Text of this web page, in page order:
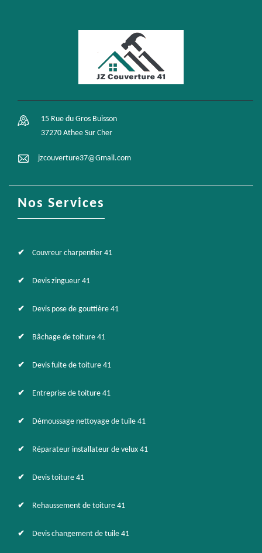
15 Rue du Gros Buisson
37270 Athee Sur Cher
jzcouverture37@Gmail.com
Nos Services
Couvreur charpentier 41
Devis zingueur 41
Devis pose de gouttière 41
Bâchage de toiture 41
Devis fuite de toiture 41
Entreprise de toiture 41
Démoussage nettoyage de tuile 41
Réparateur installateur de velux 41
Devis toiture 41
Rehaussement de toiture 41
Devis changement de tuile 41